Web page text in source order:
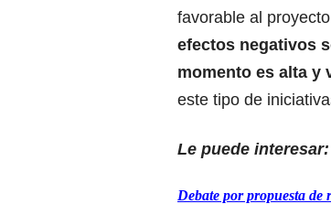
favorable al
efectos negativos
momento es alta y
este tipo de
Le puede interesar:
Debate por propuesta